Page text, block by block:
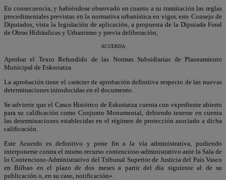
En consecuencia, y habiéndose observado en cuanto a su tramitación las reglas
procedimentales previstas en la normativa urbanística en vigor, este Consejo de
Diputados, vista la legislación de aplicación, a propuesta de la Diputada Foral
de Obras Hidráulicas y Urbanismo y previa deliberación,
ACUERDA
Aprobar el Texto Refundido de las Normas Subsidiarias de Planeamiento
Municipal de Eskoriatza.
La aprobación tiene el carácter de aprobación definitiva respecto de las nuevas
determinaciones introducidas en el documento.
Se advierte que el Casco Histórico de Eskoriatza cuenta con expediente abierto
para su calificación como Conjunto Monumental, debiendo tenerse en cuenta
las determinaciones establecidas en el régimen de protección asociado a dicha
calificación.
Este Acuerdo es definitivo y pone fin a la vía administrativa, pudiendo
interponerse contra el mismo recurso contencioso-administrativo ante la Sala de
lo Contencioso-Administrativo del Tribunal Superior de Justicia del País Vasco
en Bilbao en el plazo de dos meses a partir del día siguiente al de su
publicación o, en su caso, notificación».